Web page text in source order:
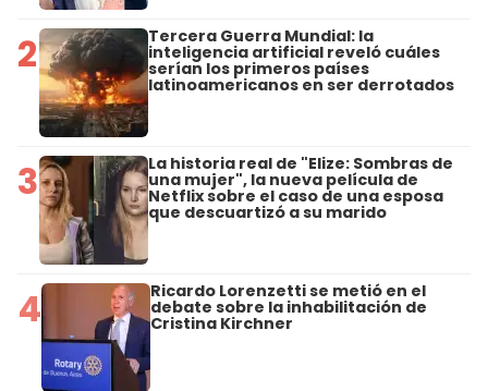
2 Tercera Guerra Mundial: la
inteligencia artificial reveló cuáles
serían los primeros países
latinoamericanos en ser derrotados
3 La historia real de "Elize: Sombras de
una mujer", la nueva película de
Netflix sobre el caso de una esposa
que descuartizó a su marido
4 Ricardo Lorenzetti se metió en el
debate sobre la inhabilitación de
Cristina Kirchner